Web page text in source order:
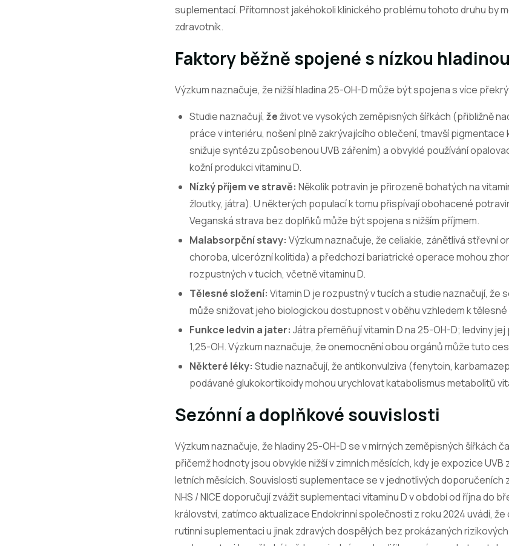
suplementací. Přítomnost jakéhokoli klinického problému tohoto druhu by
zdravotník.
Faktory běžně spojené s nízkou
Výzkum naznačuje, že nižší hladina 25-OH-D může být spojena s více
Studie naznačují, žeživot ve vysokých zeměpisných šířkách (přibližně
práce v interiéru, nošení plně zakrývajícího oblečení, tmavší
snižuje syntézu způsobenou UVB zářením) a obvyklé používání
kožní produkci vitaminu D.
Nízký příjem ve stravě: Několik potravin je přirozeně bohatých na
žloutky, játra). U některých populací k tomu přispívají obohacené
Veganská strava bez doplňků může být spojena s nižším příjmem.
Malabsorpční stavy: Výzkum naznačuje, že celiakie, zánětlivá střevní
choroba, ulcerózní kolitida) a předchozí bariatrické operace mohou
rozpustných v tucích, včetně vitaminu D.
Tělesné složení: Vitamin D je rozpustný v tucích a studie naznačují, že
může snižovat jeho biologickou dostupnost v oběhu vzhledem k
Funkce ledvin a jater: Játra přeměňují vitamin D na 25-OH-D; ledviny
1,25-OH. Výzkum naznačuje, že onemocnění obou orgánů může tuto
Některé léky: Studie naznačují, že antikonvulziva (fenytoin,
podávané glukokortikoidy mohou urychlovat katabolismus metabolitů
Sezónní a doplňkové souvislosti
Výzkum naznačuje, že hladiny 25-OH-D se v mírných zeměpisných šířkách
přičemž hodnoty jsou obvykle nižší v zimních měsících, kdy je expozice UVB
letních měsících. Souvislosti suplementace se v jednotlivých doporučeních
NHS / NICE doporučují zvážit suplementaci vitaminu D v období od října do
království, zatímco aktualizace Endokrinní společnosti z roku 2024 uvádí,
rutinní suplementaci u jinak zdravých dospělých bez prokázaných